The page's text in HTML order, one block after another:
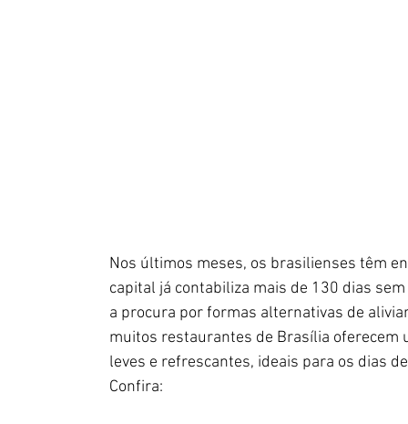
Nos últimos meses, os brasilienses têm
capital já contabiliza mais de 130 dias
a procura por formas alternativas de
muitos restaurantes de Brasília
leves e refrescantes, ideais para os dias
Confira: